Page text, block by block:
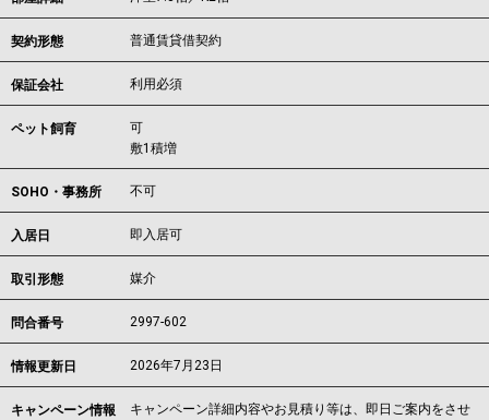
契約形態 普通賃貸借契約
保証会社 利用必須
ペット飼育
可
敷1積増
SOHO・事務所 不可
入居日 即入居可
取引形態 媒介
問合番号 2997-602
情報更新日 2026年7月23日
キャンペーン情報
キャンペーン詳細内容やお見積り等は、即日ご案内をさせ